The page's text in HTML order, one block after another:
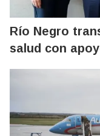
Río Negro
salud con